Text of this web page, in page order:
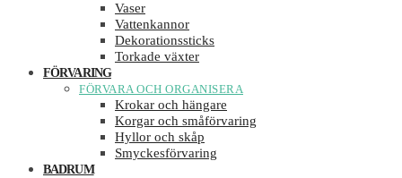
Vaser
Vattenkannor
Dekorationssticks
Torkade växter
FÖRVARING
FÖRVARA OCH ORGANISERA
Krokar och hängare
Korgar och småförvaring
Hyllor och skåp
Smyckesförvaring
BADRUM